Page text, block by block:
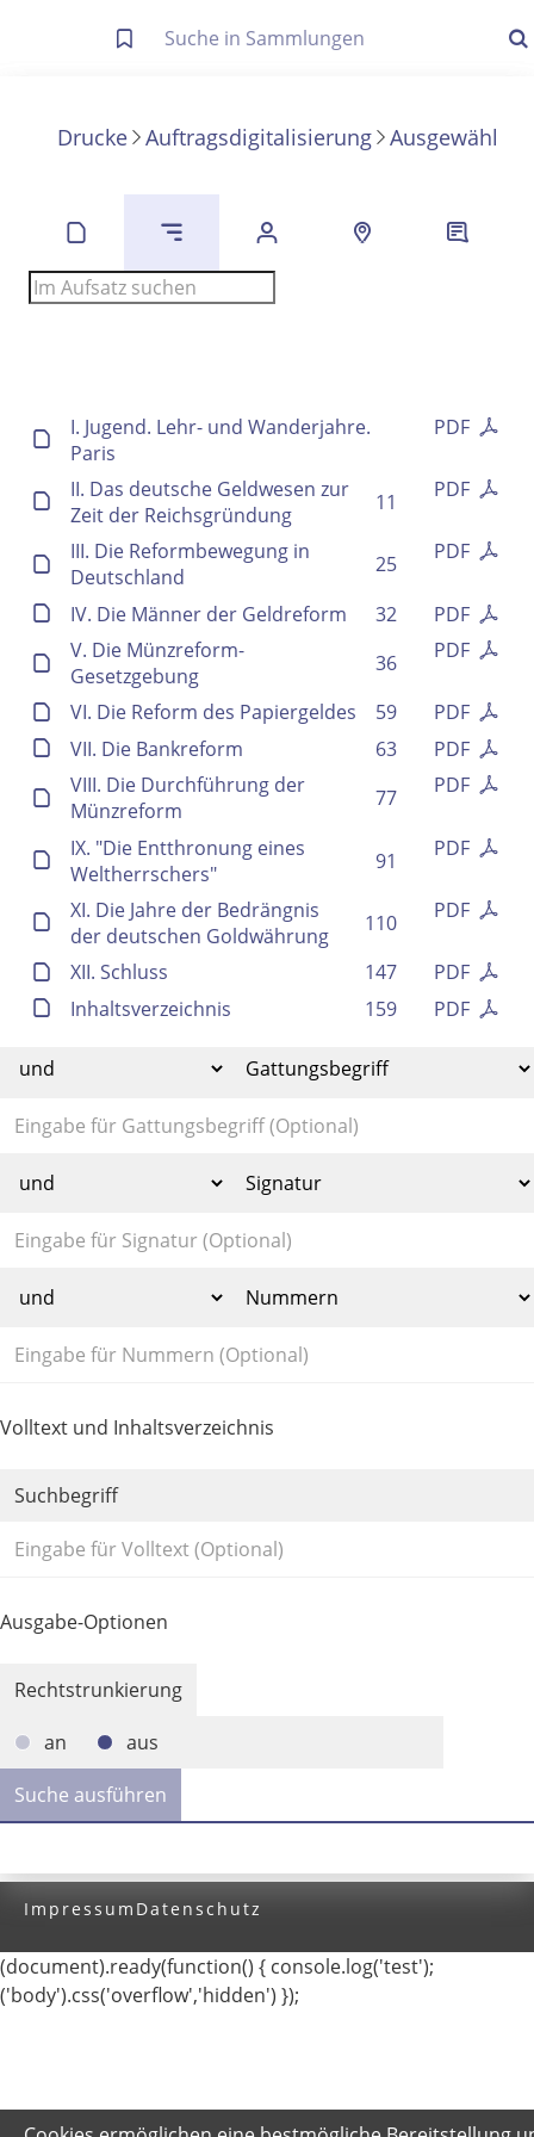
Die letzte Trefferliste besteht aus Ihrer letzten Suche, samt
Anzeigen
Zuletzt gesucht
Volltext und Inhaltsverzeichnis
Suchbegriff
Ausgabe-Optionen
Rechtstrunkierung
an
aus
Drucke Auftragsdigitalisierung Ausgewählte
PDF
I. Jugend. Lehr- und Wanderjahre.
Paris
PDF
11
II. Das deutsche Geldwesen zur
Zeit der Reichsgründung
PDF
25
III. Die Reformbewegung in
Deutschland
PDF
32
IV. Die Männer der Geldreform
PDF
36
V. Die Münzreform-
Gesetzgebung
PDF
59
VI. Die Reform des Papiergeldes
PDF
63
VII. Die Bankreform
PDF
77
VIII. Die Durchführung der
Münzreform
PDF
91
IX. "Die Entthronung eines
Weltherrschers"
PDF
110
XI. Die Jahre der Bedrängnis
der deutschen Goldwährung
PDF
147
XII. Schluss
PDF
159
Inhaltsverzeichnis
Impressum Datenschutz
(document).ready(function() { console.log('test');
('body').css('overflow','hidden') });